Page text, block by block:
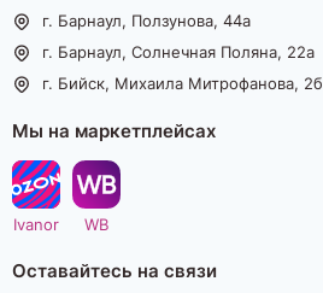
г. Барнаул, Ползунова, 44а
г. Барнаул, Солнечная Поляна, 22а
г. Бийск, Михаила Митрофанова, 2б
Мы на маркетплейсах
Ivanor WB
Оставайтесь на связи